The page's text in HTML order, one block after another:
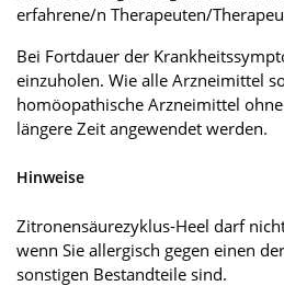
erfahrene/n Therapeuten/
Bei Fortdauer der
einzuholen. Wie alle Arzneimittel
homöopathische Arzneimittel
längere Zeit angewendet werden.
Hinweise
Zitronensäurezyklus-Heel darf
wenn Sie allergisch gegen einen
sonstigen Bestandteile sind.